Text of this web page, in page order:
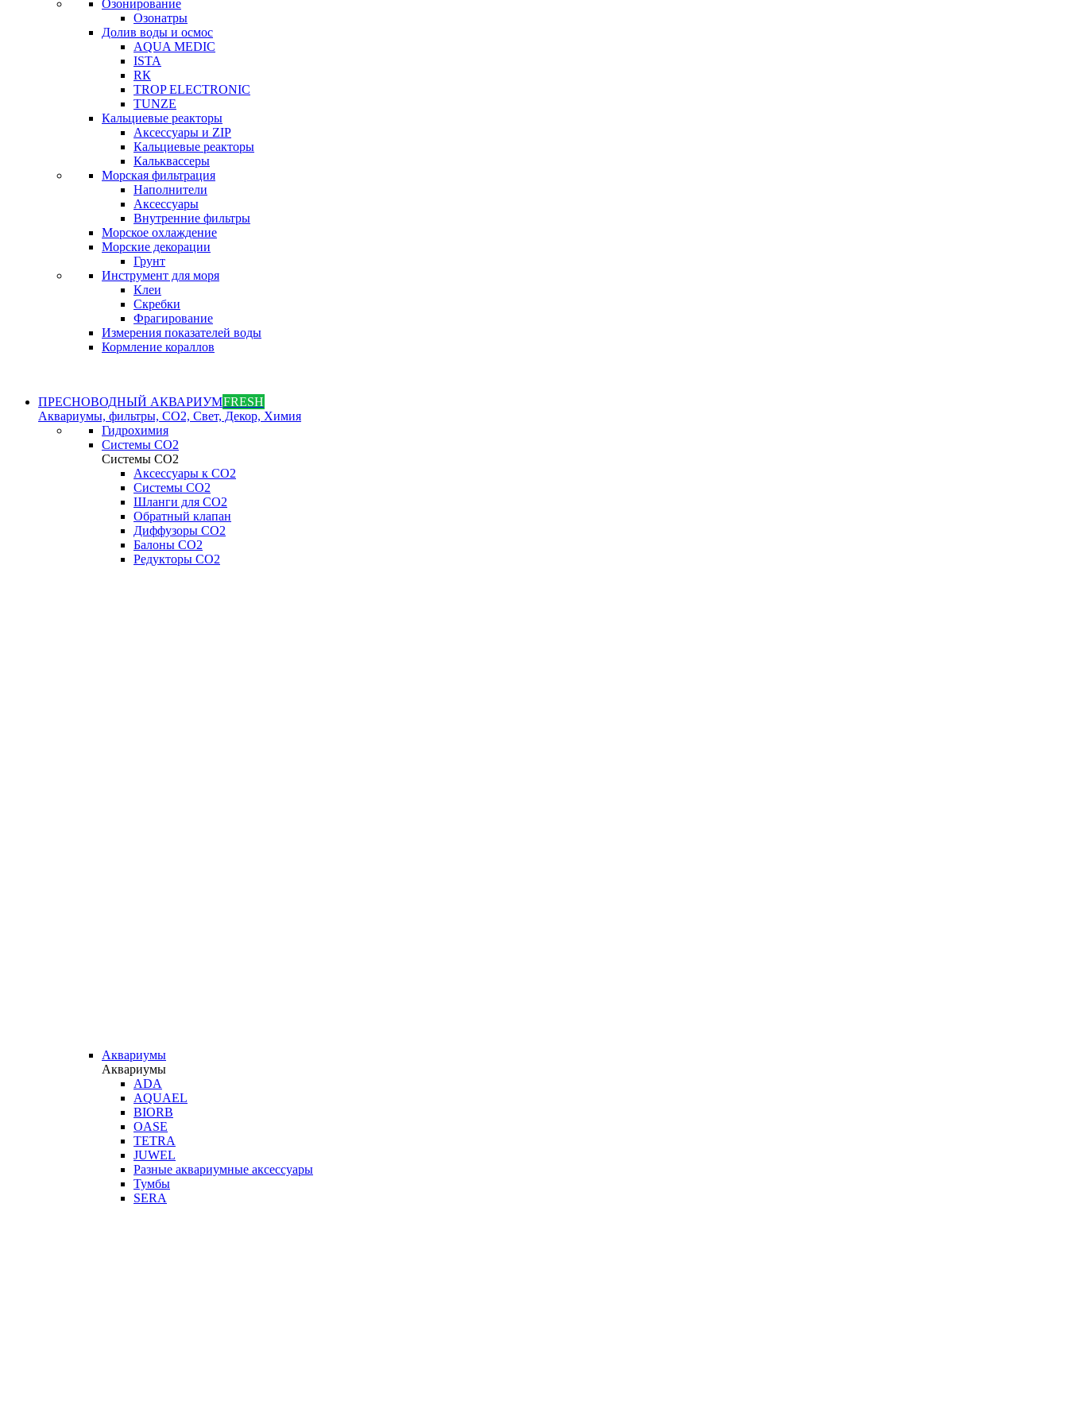
Озонирование
Озонатры
Долив воды и осмос
AQUA MEDIC
ISTA
RК
TROP ELECTRONIC
TUNZE
Кальциевые реакторы
Аксессуары и ZIP
Кальциевые реакторы
Кальквассеры
Морская фильтрация
Наполнители
Аксессуары
Внутренние фильтры
Морское охлаждение
Морские декорации
Грунт
Инструмент для моря
Клеи
Скребки
Фрагирование
Измерения показателей воды
Кормление кораллов
ПРЕСНОВОДНЫЙ АКВАРИУМFRESH
Аквариумы, фильтры, СО2, Свет, Декор, Химия
Гидрохимия
Системы СО2
Системы СО2
Аксессуары к СО2
Системы СО2
Шланги для CO2
Обратный клапан
Диффузоры СO2
Балоны CO2
Редукторы CO2
Аквариумы
Аквариумы
ADA
AQUAEL
BIORB
OASE
TETRA
JUWEL
Разные аквариумные аксессуары
Тумбы
SERA